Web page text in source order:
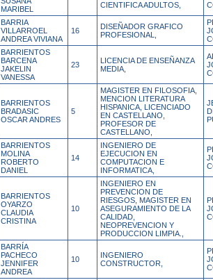
MARIBEL
CIENTIFICA ADULTOS,
BARRIA
VILLARROEL
ANDREA VIVIANA
16
DISEÑADOR GRAFICO
PROFESIONAL,
BARRIENTOS
BARCENA
JAKELIN
VANESSA
23
LICENCIA DE ENSEÑANZA
MEDIA,
BARRIENTOS
BRADASIC
OSCAR ANDRES
5
MAGISTER EN FILOSOFIA,
MENCION LITERATURA
HISPANICA, LICENCIADO
EN CASTELLANO,
PROFESOR DE
CASTELLANO,
BARRIENTOS
MOLINA
ROBERTO
DANIEL
14
INGENIERO DE
EJECUCION EN
COMPUTACION E
INFORMATICA,
BARRIENTOS
OYARZO
CLAUDIA
CRISTINA
10
INGENIERO EN
PREVENCION DE
RIESGOS, MAGISTER EN
ASEGURAMIENTO DE LA
CALIDAD,
NEOPREVENCION Y
PRODUCCION LIMPIA.,
BARRÍA
PACHECO
JENNIFER
ANDREA
10
INGENIERO
CONSTRUCTOR,